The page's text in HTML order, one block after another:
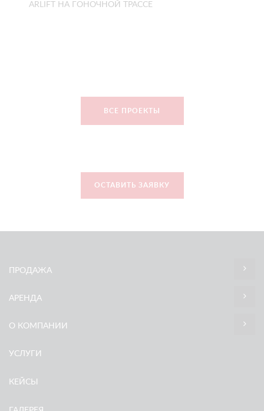
ARLIFT НА ГОНОЧНОЙ ТРАССЕ
ВСЕ ПРОЕКТЫ
ОСТАВИТЬ ЗАЯВКУ
ПРОДАЖА
АРЕНДА
О КОМПАНИИ
УСЛУГИ
КЕЙСЫ